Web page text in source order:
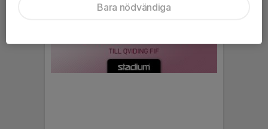
Bara nödvändiga